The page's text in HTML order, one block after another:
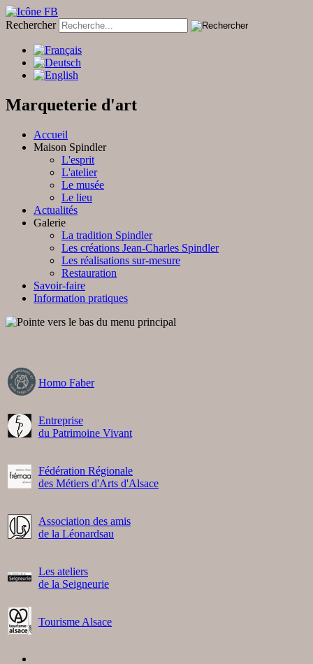
Rechercher
Marqueterie d'art
Accueil
Maison Spindler
L'esprit
L'atelier
Le musée
Le lieu
Actualités
Galerie
La tradition Spindler
Les créations Jean-Charles Spindler
Les réalisations sur-mesure
Restauration
Savoir-faire
Information pratiques
Homo Faber
Entreprise
du Patrimoine Vivant
Fédération Régionale
des Métiers d'Arts d'Alsace
Association des amis
de la Léonardsau
Les ateliers
de la Seigneurie
Tourisme Alsace